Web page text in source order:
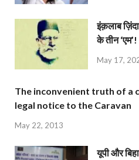
इंक़लाब
के तीन ‘एम’!
May 17,
The inconvenient truth of a
legal notice to the Caravan
May 22, 2013
यूपी और